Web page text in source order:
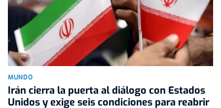
MUNDO
Irán cierra la puerta al diálogo con Estados
Unidos y exige seis condiciones para reabrir